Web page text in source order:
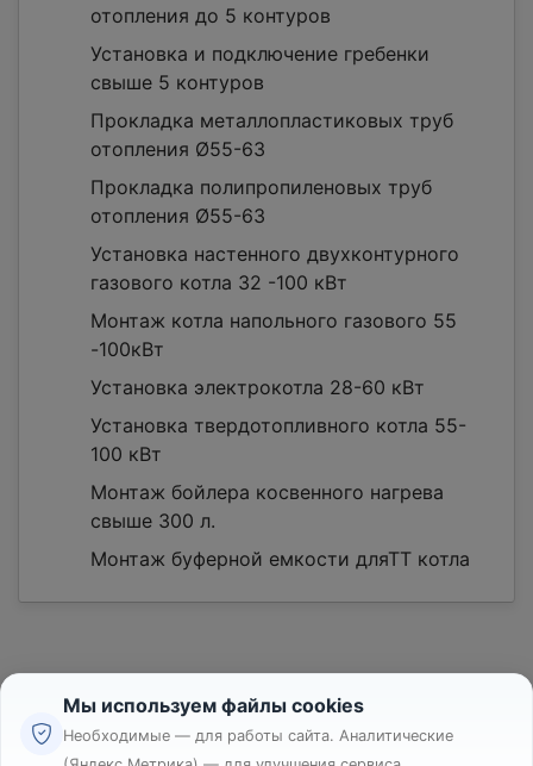
отопления до 5 контуров
Установка и подключение гребенки
свыше 5 контуров
Прокладка металлопластиковых труб
отопления Ø55-63
Прокладка полипропиленовых труб
отопления Ø55-63
Установка настенного двухконтурного
газового котла 32 -100 кВт
Монтаж котла напольного газового 55
-100кВт
Установка электрокотла 28-60 кВт
Установка твердотопливного котла 55-
100 кВт
Монтаж бойлера косвенного нагрева
свыше 300 л.
Монтаж буферной емкости дляТТ котла
Мы используем файлы cookies
Необходимые — для работы сайта. Аналитические